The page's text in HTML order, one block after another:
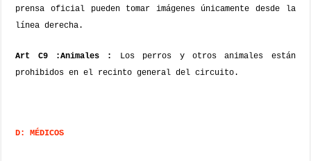
prensa oficial pueden tomar imágenes únicamente desde la
línea derecha.
Art C9 :Animales :
Los perros y otros animales están
prohibidos en el recinto general del circuito.
D: MÉDICOS